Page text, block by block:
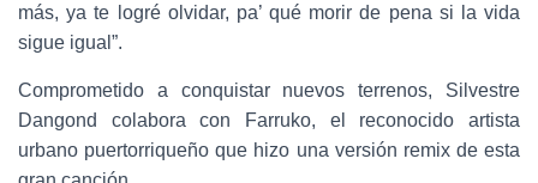
más, ya te logré olvidar, pa’ qué morir de pena si la vida
sigue igual”.
Comprometido a conquistar nuevos terrenos, Silvestre
Dangond colabora con Farruko, el reconocido artista
urbano puertorriqueño que hizo una versión remix de esta